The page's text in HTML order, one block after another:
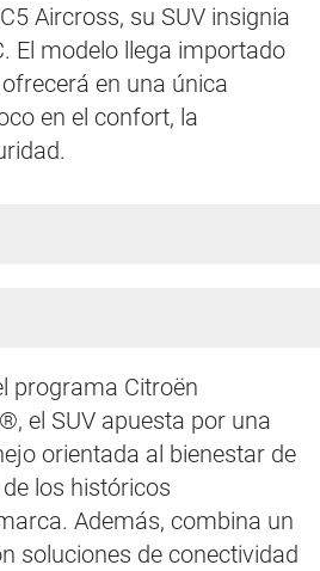
Aircross, su SUV insignia
El modelo llega importado
en una única
en el confort, la
programa Citroën
el SUV apuesta por una
orientada al bienestar de
los históricos
Además, combina un
soluciones de conectividad